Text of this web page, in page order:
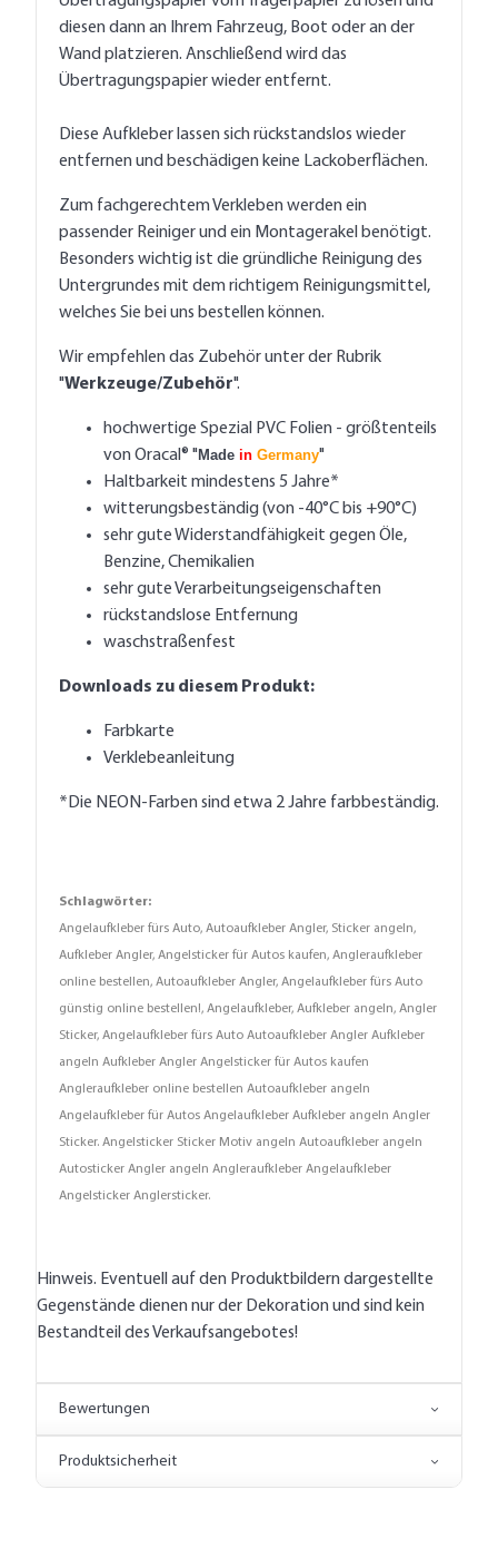
diesen dann an Ihrem Fahrzeug, Boot oder an der
Wand platzieren. Anschließend wird das
Übertragungspapier wieder entfernt.
Diese Aufkleber lassen sich rückstandslos wieder
entfernen und beschädigen keine Lackoberflächen.
Zum fachgerechtem Verkleben werden ein
passender Reiniger und ein Montagerakel benötigt.
Besonders wichtig ist die gründliche Reinigung des
Untergrundes mit dem richtigem Reinigungsmittel,
welches Sie bei uns bestellen können.
Wir empfehlen das Zubehör unter der Rubrik
"Werkzeuge/Zubehör".
hochwertige Spezial PVC Folien - größtenteils
von Oracal® " Made in Germany"
Haltbarkeit mindestens 5 Jahre*
witterungsbeständig (von -40°C bis +90°C)
sehr gute Widerstandfähigkeit gegen Öle,
Benzine, Chemikalien
sehr gute Verarbeitungseigenschaften
rückstandslose Entfernung
waschstraßenfest
Downloads zu diesem Produkt:
Farbkarte
Verklebeanleitung
*Die NEON-Farben sind etwa 2 Jahre farbbeständig.
Schlagwörter:
Angelaufkleber fürs Auto, Autoaufkleber Angler, Sticker angeln,
Aufkleber Angler, Angelsticker für Autos kaufen, Angleraufkleber
online bestellen, Autoaufkleber Angler, Angelaufkleber fürs Auto
günstig online bestellen!, Angelaufkleber, Aufkleber angeln, Angler
Sticker, Angelaufkleber fürs Auto Autoaufkleber Angler Aufkleber
angeln Aufkleber Angler Angelsticker für Autos kaufen
Angleraufkleber online bestellen Autoaufkleber angeln
Angelaufkleber für Autos Angelaufkleber Aufkleber angeln Angler
Sticker. Angelsticker Sticker Motiv angeln Autoaufkleber angeln
Autosticker Angler angeln Angleraufkleber Angelaufkleber
Angelsticker Anglersticker.
Hinweis. Eventuell auf den Produktbildern dargestellte
Gegenstände dienen nur der Dekoration und sind kein
Bestandteil des Verkaufsangebotes!
Bewertungen
Produktsicherheit